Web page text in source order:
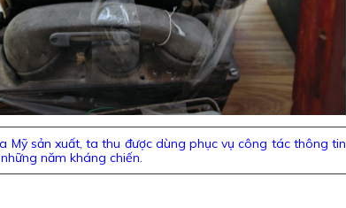
Mỹ sản xuất, ta thu được dùng phục vụ công tác thông tin
năm kháng chiến.